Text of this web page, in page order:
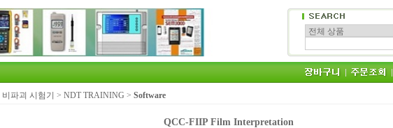
비파괴 시험기 > NDT TRAINING > Software
QCC-FIIP Film Interpretation